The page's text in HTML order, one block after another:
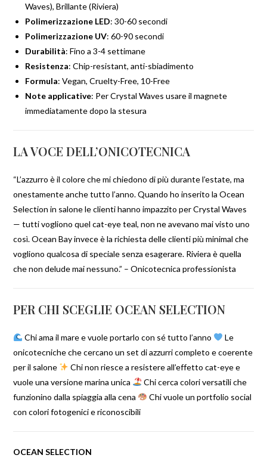
Waves), Brillante (Riviera)
Polimerizzazione LED: 30-60 secondi
Polimerizzazione UV: 60-90 secondi
Durabilità: Fino a 3-4 settimane
Resistenza: Chip-resistant, anti-sbiadimento
Formula: Vegan, Cruelty-Free, 10-Free
Note applicative: Per Crystal Waves usare il magnete
immediatamente dopo la stesura
LA VOCE DELL’ONICOTECNICA
“L’azzurro è il colore che mi chiedono di più durante l’estate, ma
onestamente anche tutto l’anno. Quando ho inserito la Ocean
Selection in salone le clienti hanno impazzito per Crystal Waves
— tutti vogliono quel cat-eye teal, non ne avevano mai visto uno
così. Ocean Bay invece è la richiesta delle clienti più minimal che
vogliono qualcosa di speciale senza esagerare. Riviera è quella
che non delude mai nessuno.” – Onicotecnica professionista
PER CHI SCEGLIE OCEAN SELECTION
Chi ama il mare e vuole portarlo con sé tutto l’anno
Le
onicotecniche che cercano un set di azzurri completo e coerente
per il salone
Chi non riesce a resistere all’effetto cat-eye e
vuole una versione marina unica
Chi cerca colori versatili che
funzionino dalla spiaggia alla cena
Chi vuole un portfolio social
con colori fotogenici e riconoscibili
OCEAN SELECTION